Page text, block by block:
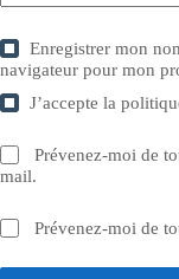
Enregistrer mon
navigateur pour mon
J’accepte la
Prévenez-moi de
mail.
Prévenez-moi de